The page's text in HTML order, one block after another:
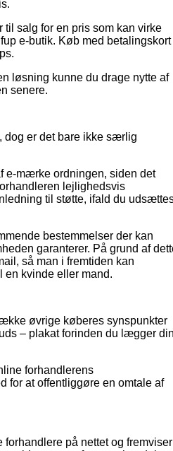
til salg for en pris som kan virke
e-butik. Køb med betalingskort
løsning kunne du drage nytte af
senere.
dog er det bare ikke særlig
e-mærke ordningen, siden det
lejlighedsvis
til støtte, ifald du
bestemmelser der kan
garanterer. På grund af
så man i fremtiden kan
en kvinde eller mand.
øvrige køberes synspunkter
– plakat forinden du lægger
forhandlerens
for at offentliggøre en omtale af
på nettet og fremviser